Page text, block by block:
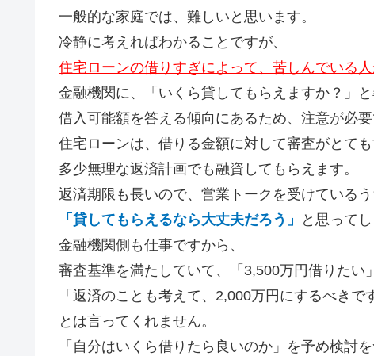
一般的な家庭では、難しいと思います。
冷静に考えればわかることですが、
住宅ローンの借りすぎによって、苦しんでいる人
金融機関に、「いくら貸してもらえますか？」と
借入可能額を答える傾向にあるため、注意が必要
住宅ローンは、 借りる金額に対して審査がとて
多少無理な返済計画でも融資してもらえます。
返済期限も長いので、営業トークを受けているう
「貸してもらえるなら大丈夫だろう」
と思って
金融機関側も仕事ですから、
審査基準を満たしていて、「3,500万円借りたい
「返済のことも考えて、2,000万円にするべきで
とは言ってくれません。
「自分はいくら借りたら良いのか」を予め検討